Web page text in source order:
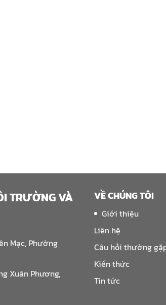
TRƯỜNG VÀ
Mạc, Phường
Xuân Phương,
VỀ CHÚNG TÔI
Giới thiệu
Liên hệ
Câu hỏi thường
Kiến thức
Tin tức